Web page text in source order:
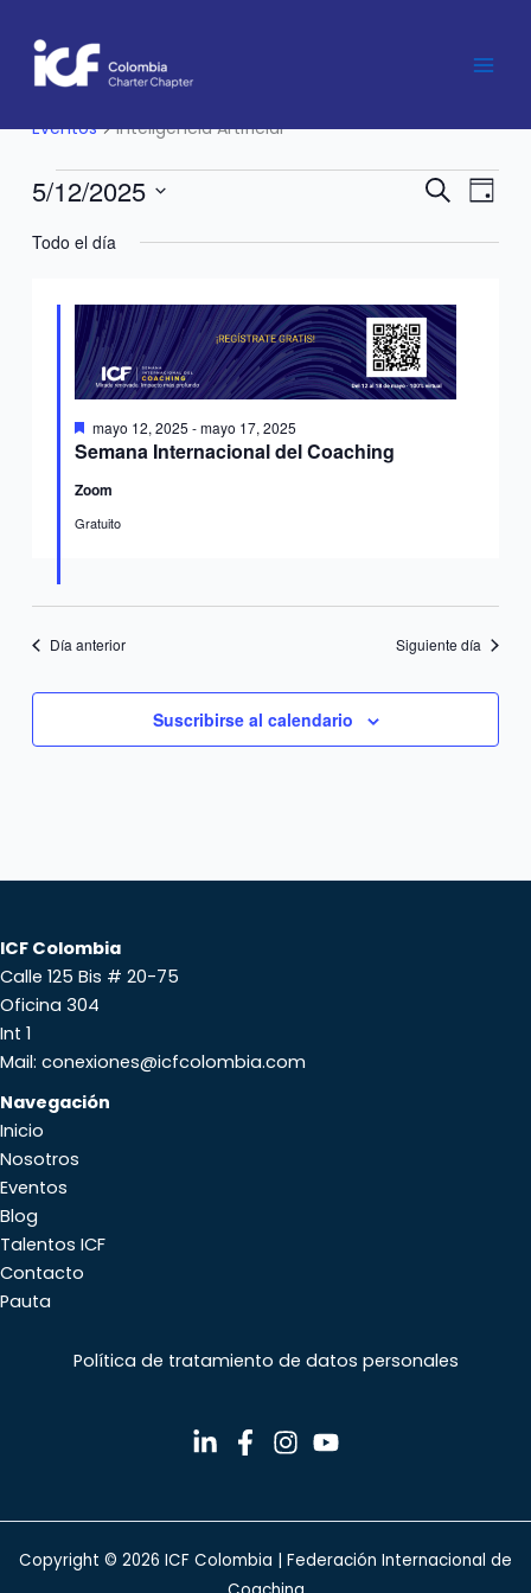
contenido
Inteligencia Artificial
Eventos Inteligencia Artificial
Eventos
2025
Navegación
búsqueda
vistas
de
Eventos
Buscar
vistas
Día
5/12/2025
fecha.
Todo el día
Semana Internacional del Coaching
Destacado
mayo 12, 2025 -mayo 17, 2025
Zoom
Gratuito
Día anterior Siguiente día
Suscribirse al calendario
ICF Colombia
Calle 125 Bis # 20-75
Oficina 304
Int 1
Mail: conexiones@icfcolombia.com
Navegación
Inicio
Nosotros
Eventos
Blog
Talentos ICF
Contacto
Pauta
Política de tratamiento de datos personales
Copyright © 2026 ICF Colombia | Federación Internacional de